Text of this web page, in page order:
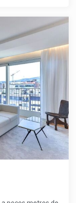
de una
chofer,
seguridad de
mayordomo
mensaje de
una variedad de
última
en
saludable y
últimas
y
invertir en una
el corazón de
en uno de